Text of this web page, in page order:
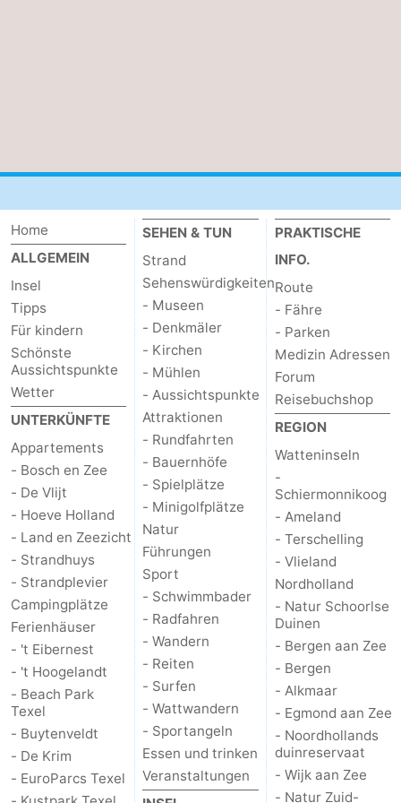
Zee
duinreservaat
Wijk
aan
Zee
-
Natur
Zuid-
Kennermerland
-
Amsterdam
-
Haarlem
-
Zandvoort
Wetter
Home
ALLGEMEIN
Insel
Tipps
Für kindern
Schönste
Aussichtspunkte
Wetter
UNTERKÜNFTE
Appartements
- Bosch en Zee
- De Vlijt
- Hoeve Holland
- Land en Zeezicht
- Strandhuys
- Strandplevier
Campingplätze
Ferienhäuser
- 't Eibernest
- 't Hoogelandt
- Beach Park
Texel
- Buytenveldt
- De Krim
- EuroParcs Texel
SEHEN & TUN
Strand
Sehenswürdigkeiten
- Museen
- Denkmäler
- Kirchen
- Mühlen
- Aussichtspunkte
Attraktionen
- Rundfahrten
- Bauernhöfe
- Spielplätze
- Minigolfplätze
Natur
Führungen
Sport
- Schwimmbader
- Radfahren
- Wandern
- Reiten
- Surfen
- Wattwandern
- Sportangeln
Essen und trinken
Veranstaltungen
PRAKTISCHE
INFO.
Route
- Fähre
- Parken
Medizin Adressen
Forum
Reisebuchshop
REGION
Watteninseln
-
Schiermonnikoog
- Ameland
- Terschelling
- Vlieland
Nordholland
- Natur Schoorlse
Duinen
- Bergen aan Zee
- Bergen
- Alkmaar
- Egmond aan Zee
- Noordhollands
duinreservaat
- Wijk aan Zee
- Natur Zuid-